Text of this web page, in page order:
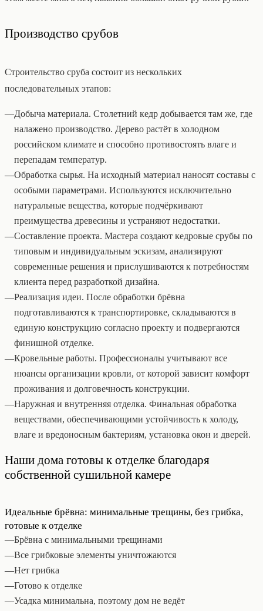
Производство срубов
Строительство сруба состоит из нескольких
последовательных этапов:
—Добыча материала. Столетний кедр добывается там же, где
налажено производство. Дерево растёт в холодном
российском климате и способно противостоять влаге и
перепадам температур.
—Обработка сырья. На исходный материал наносят составы с
особыми параметрами. Используются исключительно
натуральные вещества, которые подчёркивают
преимущества древесины и устраняют недостатки.
—Составление проекта. Мастера создают кедровые срубы по
типовым и индивидуальным эскизам, анализируют
современные решения и прислушиваются к потребностям
клиента перед разработкой дизайна.
—Реализация идеи. После обработки брёвна
подготавливаются к транспортировке, складываются в
единую конструкцию согласно проекту и подвергаются
финишной отделке.
—Кровельные работы. Профессионалы учитывают все
нюансы организации кровли, от которой зависит комфорт
проживания и долговечность конструкции.
—Наружная и внутренняя отделка. Финальная обработка
веществами, обеспечивающими устойчивость к холоду,
влаге и вредоносным бактериям, установка окон и дверей.
Наши дома готовы к отделке благодаря
собственной сушильной камере
Идеальные брёвна: минимальные трещины, без грибка,
готовые к отделке
—Брёвна с минимальными трещинами
—Все грибковые элементы уничтожаются
—Нет грибка
—Готово к отделке
—Усадка минимальна, поэтому дом не ведёт